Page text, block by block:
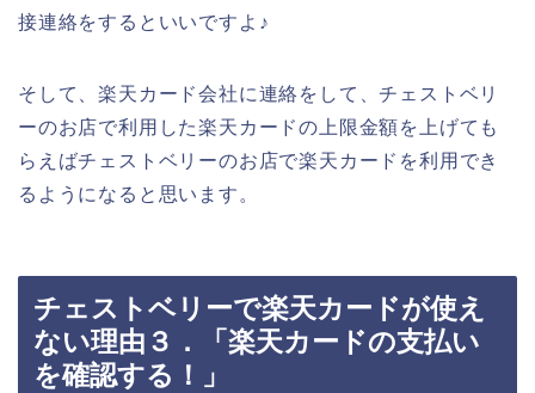
接連絡をするといいですよ♪
そして、楽天カード会社に連絡をして、チェストベリ
ーのお店で利用した楽天カードの上限金額を上げても
らえばチェストベリーのお店で楽天カードを利用でき
るようになると思います。
チェストベリーで楽天カードが使え
ない理由３．「楽天カードの支払い
を確認する！」